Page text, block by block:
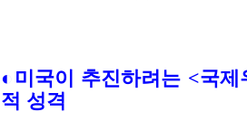
◐미국이 추진하려는 <국
적 성격